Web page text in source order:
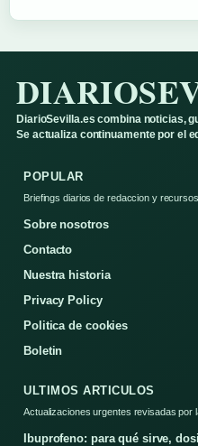
DiarioSevilla.es combina noticias,
Se actualiza continuamente por el
POPULAR
Briefings diarios de redaccion y
Sobre nosotros
Contacto
Nuestra historia
Privacy Policy
Politica de cookies
Boletin
ULTIMOS ARTICULOS
Actualizaciones urgentes revisadas por
Ibuprofeno: para qué sirve,